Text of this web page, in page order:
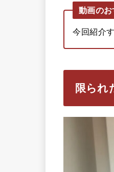
動画のお
今回紹介
限られ